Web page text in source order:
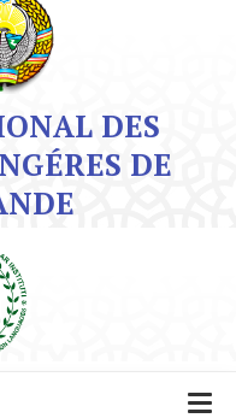
DES
DE